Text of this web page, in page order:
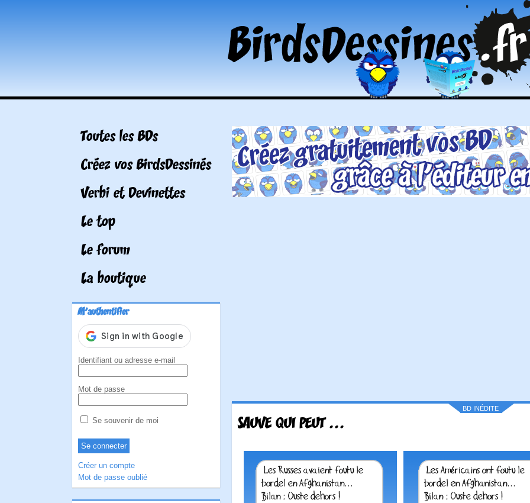
Toutes les BDs
Créez vos BirdsDessinés
Verbi et Devinettes
Le top
Le forum
La boutique
M'authentifier
Identifiant ou adresse e-mail
Mot de passe
Se souvenir de moi
Créer un compte
Mot de passe oublié
BD INÉDITE
SAUVE QUI PEUT ...